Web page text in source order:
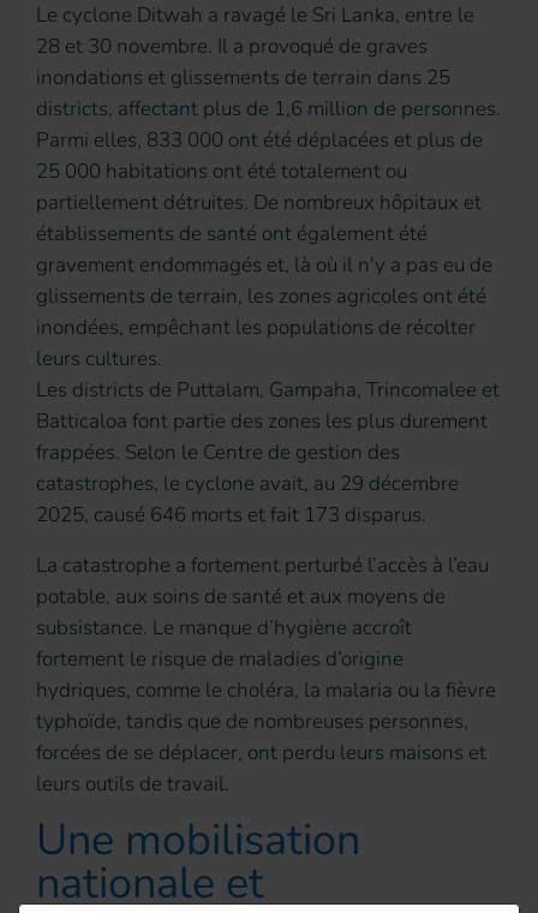
Le cyclone Ditwah a ravagé le Sri Lanka, entre le
28 et 30 novembre. Il a provoqué de graves
inondations et glissements de terrain dans 25
districts, affectant plus de 1,6 million de personnes.
Parmi elles, 833 000 ont été déplacées et plus de
25 000 habitations ont été totalement ou
partiellement détruites. De nombreux hôpitaux et
établissements de santé ont également été
gravement endommagés et, là où il n'y a pas eu de
glissements de terrain, les zones agricoles ont été
inondées, empêchant les populations de récolter
leurs cultures.
Les districts de Puttalam, Gampaha, Trincomalee et
Batticaloa font partie des zones les plus durement
frappées. Selon le Centre de gestion des
catastrophes, le cyclone avait, au 29 décembre
2025, causé 646 morts et fait 173 disparus.
La catastrophe a fortement perturbé l’accès à l’eau
potable, aux soins de santé et aux moyens de
subsistance. Le manque d’hygiène accroît
fortement le risque de maladies d’origine
hydriques, comme le choléra, la malaria ou la fièvre
typhoïde, tandis que de nombreuses personnes,
forcées de se déplacer, ont perdu leurs maisons et
leurs outils de travail.
Une mobilisation
nationale et